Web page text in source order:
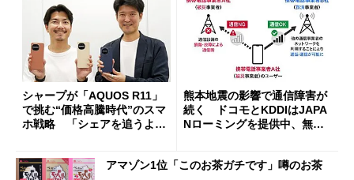
シャープが「AQUOS R11」
で挑む“価格高騰時代”のスマ
ホ戦略 「シェアを追うより
熊本地震の影響で通信障害が
続く ドコモとKDDIはJAPA
Nローミングを提供中、無料
アマゾン1位「このお茶ガチです」噂のお茶